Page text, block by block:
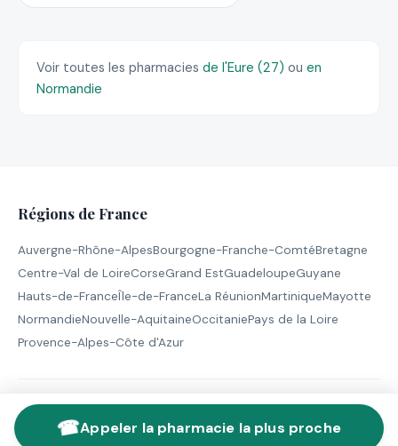
☎Appeler la pharmacie la plus proche
Voir toutes les pharmacies de l'Eure (27) ou en
Normandie
Régions de France
Auvergne-Rhône-AlpesBourgogne-Franche-ComtéBretagne
Centre-Val de LoireCorseGrand EstGuadeloupeGuyane
Hauts-de-FranceÎle-de-FranceLa RéunionMartiniqueMayotte
NormandieNouvelle-AquitaineOccitaniePays de la Loire
Provence-Alpes-Côte d'Azur
© 2026 Pharmacie de Garde - Tous droits réservés |Mentions
légales